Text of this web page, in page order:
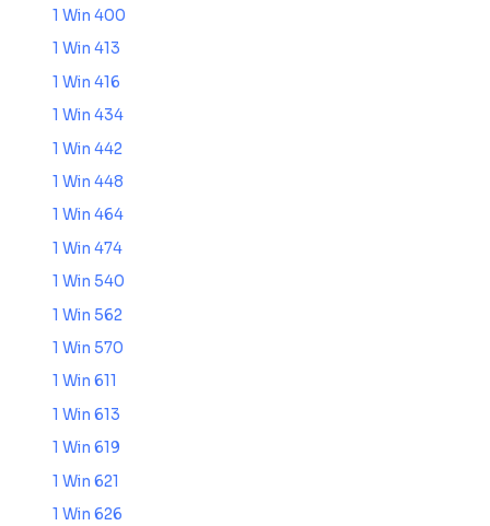
1 Win 400
1 Win 413
1 Win 416
1 Win 434
1 Win 442
1 Win 448
1 Win 464
1 Win 474
1 Win 540
1 Win 562
1 Win 570
1 Win 611
1 Win 613
1 Win 619
1 Win 621
1 Win 626